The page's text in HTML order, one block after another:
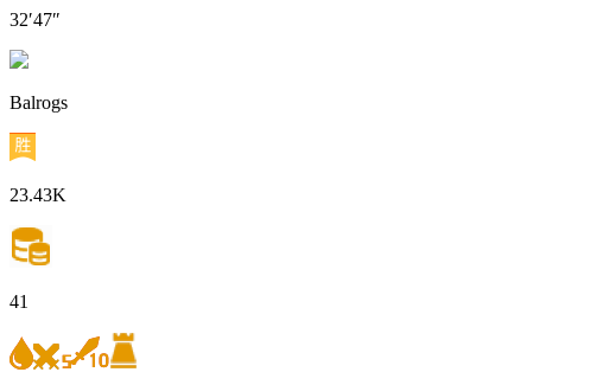
32′47″
Balrogs
23.43K
41